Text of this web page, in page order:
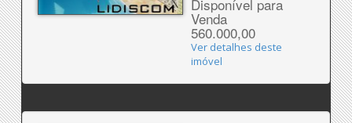
Disponível para
Venda
560.000,00
Ver detalhes deste
imóvel